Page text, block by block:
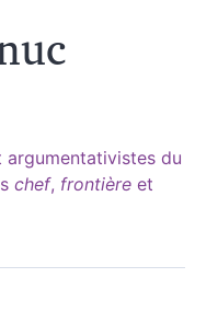
argumentativistes du
chef, frontière et